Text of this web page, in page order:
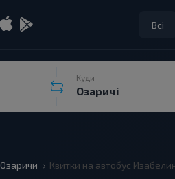
Всі
Куди
Озаричи Квитки на автобус